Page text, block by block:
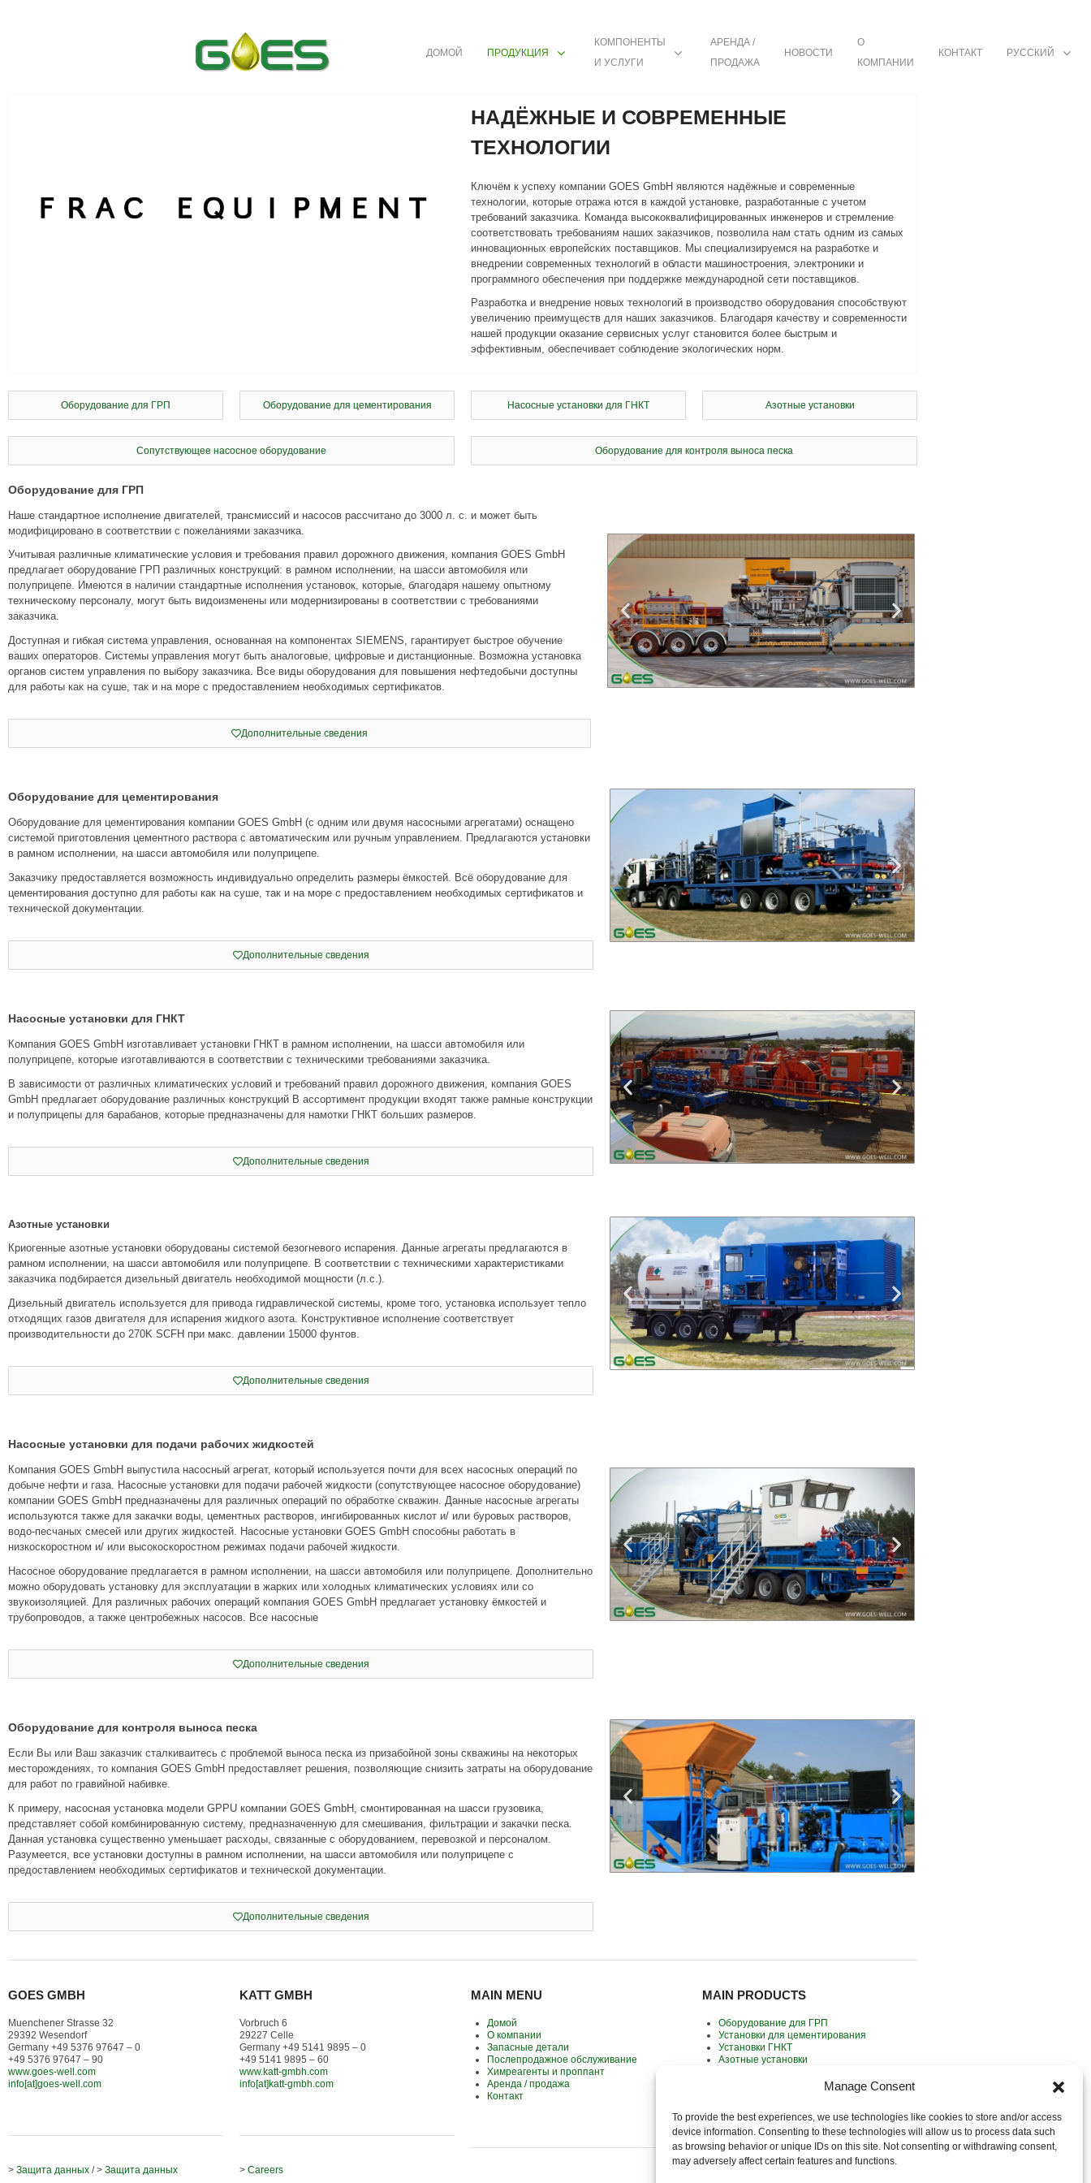
Manage Consent
To provide the best experiences, we use technologies like cookies to store and/or access
device information. Consenting to these technologies will allow us to process data such
as browsing behavior or unique IDs on this site. Not consenting or withdrawing consent,
may adversely affect certain features and functions.
ДОМОЙ ПРОДУКЦИЯ
КОМПОНЕНТЫ
И УСЛУГИ
АРЕНДА /
ПРОДАЖА
НОВОСТИ
О
КОМПАНИИ
КОНТАКТ РУССКИЙ
НАДЁЖНЫЕ И СОВРЕМЕННЫЕ
ТЕХНОЛОГИИ
Ключём к успеху компании GOES GmbH являются надёжные и современные
технологии, которые отража ются в каждой установке, разработанные с учетом
требований заказчика. Команда высококвалифицированных инженеров и стремление
соответствовать требованиям наших заказчиков, позволила нам стать одним из самых
инновационных европейских поставщиков. Мы специализируемся на разработке и
внедрении современных технологий в области машиностроения, электроники и
программного обеспечения при поддержке международной сети поставщиков.
Разработка и внедрение новых технологий в производство оборудования способствуют
увеличению преимуществ для наших заказчиков. Благодаря качеству и современности
нашей продукции оказание сервисных услуг становится более быстрым и
эффективным, обеспечивает соблюдение экологических норм.
Оборудование для ГРП Оборудование для цементирования Насосные установки для ГНКТ Азотные установки
Сопутствующее насосное оборудование Оборудование для контроля выноса песка
Оборудование для ГРП
Наше стандартное исполнение двигателей, трансмиссий и насосов рассчитано до 3000 л. с. и может быть
модифицировано в соответствии с пожеланиями заказчика.
Учитывая различные климатические условия и требования правил дорожного движения, компания GOES GmbH
предлагает оборудование ГРП различных конструкций: в рамном исполнении, на шасси автомобиля или
полуприцепе. Имеются в наличии стандартные исполнения установок, которые, благодаря нашему опытному
техническому персоналу, могут быть видоизменены или модернизированы в соответствии с требованиями
заказчика.
Доступная и гибкая система управления, основанная на компонентах SIEMENS, гарантирует быстрое обучение
ваших операторов. Системы управления могут быть аналоговые, цифровые и дистанционные. Возможна установка
органов систем управления по выбору заказчика. Все виды оборудования для повышения нефтедобычи доступны
для работы как на суше, так и на море с предоставлением необходимых сертификатов.
Дополнительные сведения
Оборудование для цементирования
Оборудование для цементирования компании GOES GmbH (с одним или двумя насосными агрегатами) оснащено
системой приготовления цементного раствора с автоматическим или ручным управлением. Предлагаются установки
в рамном исполнении, на шасси автомобиля или полуприцепе.
Заказчику предоставляется возможность индивидуально определить размеры ёмкостей. Всё оборудование для
цементирования доступно для работы как на суше, так и на море с предоставлением необходимых сертификатов и
технической документации.
Дополнительные сведения
Насосные установки для ГНКТ
Компания GOES GmbH изготавливает установки ГНКТ в рамном исполнении, на шасси автомобиля или
полуприцепе, которые изготавливаются в соответствии с техническими требованиями заказчика.
В зависимости от различных климатических условий и требований правил дорожного движения, компания GOES
GmbH предлагает оборудование различных конструкций В ассортимент продукции входят также рамные конструкции
и полуприцепы для барабанов, которые предназначены для намотки ГНКТ больших размеров.
Дополнительные сведения
Азотные установки
Криогенные азотные установки оборудованы системой безогневого испарения. Данные агрегаты предлагаются в
рамном исполнении, на шасси автомобиля или полуприцепе. В соответствии с техническими характеристиками
заказчика подбирается дизельный двигатель необходимой мощности (л.с.).
Дизельный двигатель используется для привода гидравлической системы, кроме того, установка использует тепло
отходящих газов двигателя для испарения жидкого азота. Конструктивное исполнение соответствует
производительности до 270K SCFH при макс. давлении 15000 фунтов.
Дополнительные сведения
Насосные установки для подачи рабочих жидкостей
Компания GOES GmbH выпустила насосный агрегат, который используется почти для всех насосных операций по
добыче нефти и газа. Насосные установки для подачи рабочей жидкости (сопутствующее насосное оборудование)
компании GOES GmbH предназначены для различных операций по обработке скважин. Данные насосные агрегаты
используются также для закачки воды, цементных растворов, ингибированных кислот и/ или буровых растворов,
водо-песчаных смесей или других жидкостей. Насосные установки GOES GmbH способны работать в
низкоскоростном и/ или высокоскоростном режимах подачи рабочей жидкости.
Насосное оборудование предлагается в рамном исполнении, на шасси автомобиля или полуприцепе. Дополнительно
можно оборудовать установку для эксплуатации в жарких или холодных климатических условиях или со
звукоизоляцией. Для различных рабочих операций компания GOES GmbH предлагает установку ёмкостей и
трубопроводов, а также центробежных насосов. Все насосные
Дополнительные сведения
Оборудование для контроля выноса песка
Если Вы или Ваш заказчик сталкиваитесь с проблемой выноса песка из призабойной зоны скважины на некоторых
месторождениях, то компания GOES GmbH предоставляет решения, позволяющие снизить затраты на оборудование
для работ по гравийной набивке.
К примеру, насосная установка модели GPPU компании GOES GmbH, смонтированная на шасси грузовика,
представляет собой комбинированную систему, предназначенную для смешивания, фильтрации и закачки песка.
Данная установка существенно уменьшает расходы, связанные с оборудованием, перевозкой и персоналом.
Разумеется, все установки доступны в рамном исполнении, на шасси автомобиля или полуприцепе с
предоставлением необходимых сертификатов и технической документации.
Дополнительные сведения
GOES GMBH
Muenchener Strasse 32
29392 Wesendorf
Germany +49 5376 97647 – 0
+49 5376 97647 – 90
www.goes-well.com
info[at]goes-well.com
> Защита данных / > Защита данных
KATT GMBH
Vorbruch 6
29227 Celle
Germany +49 5141 9895 – 0
+49 5141 9895 – 60
www.katt-gmbh.com
info[at]katt-gmbh.com
> Careers
MAIN MENU
Домой
О компании
Запасные детали
Послепродажное обслуживание
Химреагенты и проппант
Аренда / продажа
Контакт
MAIN PRODUCTS
Оборудование для ГРП
Установки для цементирования
Установки ГНКТ
Азотные установки
Оборудование для контроля выноса песка